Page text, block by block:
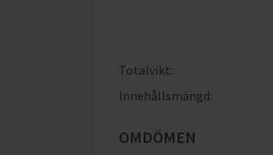
Totalvikt:
Innehållsmängd:
OMDÖMEN